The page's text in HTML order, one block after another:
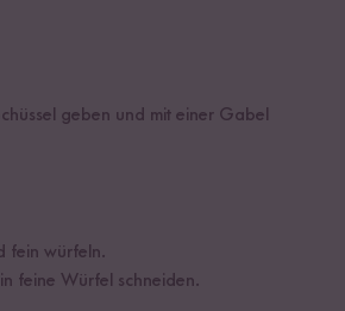
geben und mit einer Gabel
fein würfeln.
feine Würfel schneiden.